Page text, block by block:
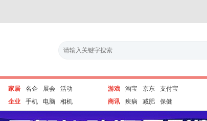
家居 名企 展会
活动
企业
手机 电脑 相机
游戏 淘宝 京东
支付宝
商讯
疾病 减肥 保健